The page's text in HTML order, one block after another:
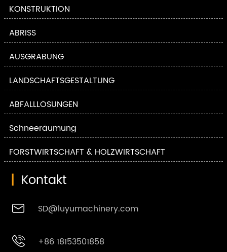
KONSTRUKTION
ABRISS
AUSGRABUNG
LANDSCHAFTSGESTALTUNG
ABFALLLÖSUNGEN
Schneeräumung
FORSTWIRTSCHAFT & HOLZWIRTSCHAFT
| Kontakt
 SD@luyumachinery.com
 +86 18153501858